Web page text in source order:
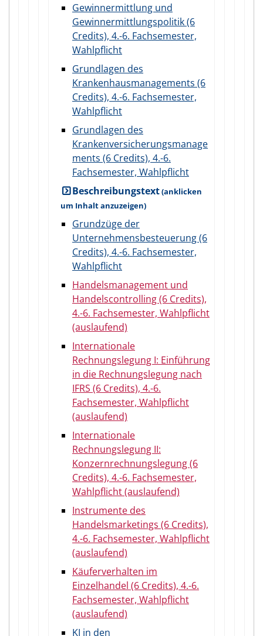
Gewinnermittlung und
Gewinnermittlungspolitik (6
Credits), 4.-6. Fachsemester,
Wahlpflicht
Grundlagen des
Krankenhausmanagements (6
Credits), 4.-6. Fachsemester,
Wahlpflicht
Grundlagen des
Krankenversicherungsmanage
ments (6 Credits), 4.-6.
Fachsemester, Wahlpflicht
Beschreibungstext
Grundzüge der
Unternehmensbesteuerung (6
Credits), 4.-6. Fachsemester,
Wahlpflicht
Handelsmanagement und
Handelscontrolling (6 Credits),
4.-6. Fachsemester, Wahlpflicht
(auslaufend)
Internationale
Rechnungslegung I: Einführung
in die Rechnungslegung nach
IFRS (6 Credits), 4.-6.
Fachsemester, Wahlpflicht
(auslaufend)
Internationale
Rechnungslegung II:
Konzernrechnungslegung (6
Credits), 4.-6. Fachsemester,
Wahlpflicht (auslaufend)
Instrumente des
Handelsmarketings (6 Credits),
4.-6. Fachsemester, Wahlpflicht
(auslaufend)
Käuferverhalten im
Einzelhandel (6 Credits), 4.-6.
Fachsemester, Wahlpflicht
(auslaufend)
KI in den